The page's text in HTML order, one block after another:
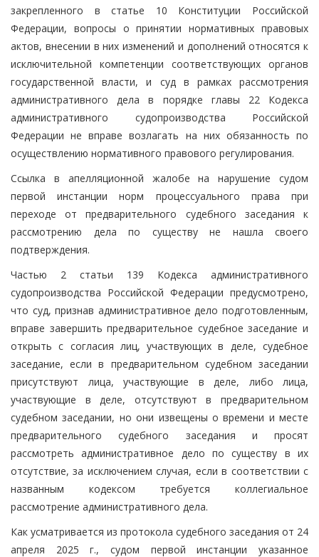
закрепленного в статье 10 Конституции Российской
Федерации, вопросы о принятии нормативных правовых
актов, внесении в них изменений и дополнений относятся к
исключительной компетенции соответствующих органов
государственной власти, и суд в рамках рассмотрения
административного дела в порядке главы 22 Кодекса
административного судопроизводства Российской
Федерации не вправе возлагать на них обязанность по
осуществлению нормативного правового регулирования.
Ссылка в апелляционной жалобе на нарушение судом
первой инстанции норм процессуального права при
переходе от предварительного судебного заседания к
рассмотрению дела по существу не нашла своего
подтверждения.
Частью 2 статьи 139 Кодекса административного
судопроизводства Российской Федерации предусмотрено,
что суд, признав административное дело подготовленным,
вправе завершить предварительное судебное заседание и
открыть с согласия лиц, участвующих в деле, судебное
заседание, если в предварительном судебном заседании
присутствуют лица, участвующие в деле, либо лица,
участвующие в деле, отсутствуют в предварительном
судебном заседании, но они извещены о времени и месте
предварительного судебного заседания и просят
рассмотреть административное дело по существу в их
отсутствие, за исключением случая, если в соответствии с
названным кодексом требуется коллегиальное
рассмотрение административного дела.
Как усматривается из протокола судебного заседания от 24
апреля 2025 г., судом первой инстанции указанное